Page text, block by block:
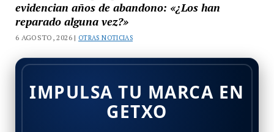
evidencian años de abandono: «¿Los han
reparado alguna vez?»
6 AGOSTO, 2026 | OTRAS NOTICIAS
IMPULSA TU MARCA EN
GETXO